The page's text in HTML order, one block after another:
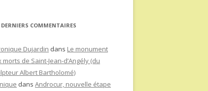
DERNIERS COMMENTAIRES
Dujardin dans Le monument
morts de Saint-Jean-d’Angély (du
Albert Bartholomé)
dans Androcur, nouvelle étape